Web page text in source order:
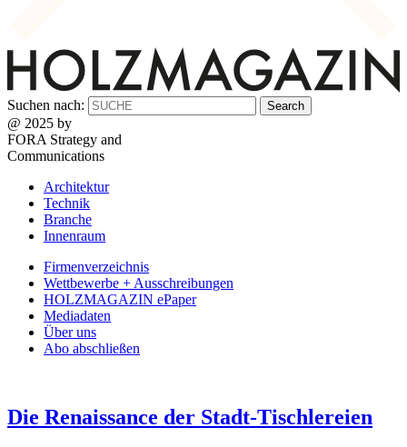
Suchen nach:
@ 2025 by
FORA Strategy and
Communications
Architektur
Technik
Branche
Innenraum
Firmenverzeichnis
Wettbewerbe + Ausschreibungen
HOLZMAGAZIN ePaper
Mediadaten
Über uns
Abo abschließen
Die Renaissance der Stadt-Tischlereien